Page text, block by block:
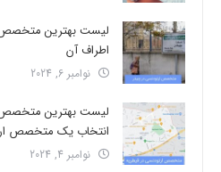
لیست بهترین متخصص
اطراف آن
نوامبر 6, 2024
لیست بهترین متخصص
انتخاب یک متخصص
نوامبر 4, 2024